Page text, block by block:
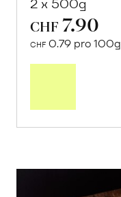
2 x 500g
CHF 7.90
CHF 0.79 pro 100g